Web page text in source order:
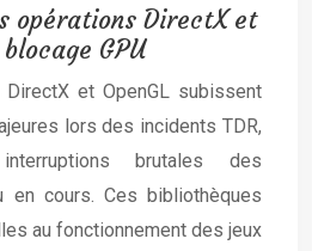
opérations DirectX et
GPU
et OpenGL subissent
lors des incidents TDR,
brutales des
en cours. Ces bibliothèques
au fonctionnement des jeux